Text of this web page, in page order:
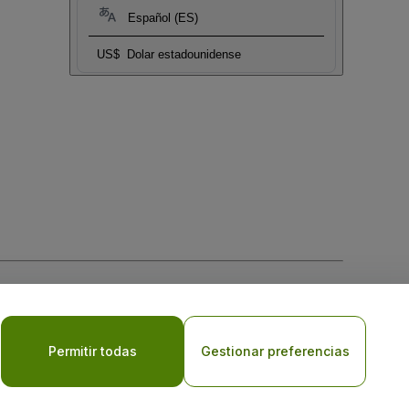
Español (ES)
US$ Dolar estadounidense
laPolítica de Privacidad para Móviles
Permitir todas Gestionar preferencias